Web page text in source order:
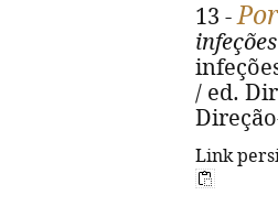
13 -
/ ed.
Link